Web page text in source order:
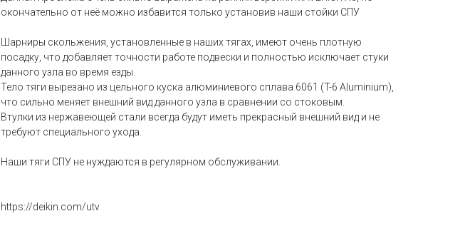
окончательно от неё можно избавится только установив наши стойки СПУ
Шарниры скольжения, установленные в наших тягах, имеют очень плотную
посадку, что добавляет точности работе подвески и полностью исключает стуки
данного узла во время езды.
Тело тяги вырезано из цельного куска алюминиевого сплава 6061 (T-6 Aluminium),
что сильно меняет внешний вид данного узла в сравнении со стоковым.
Втулки из нержавеющей стали всегда будут иметь прекрасный внешний вид и не
требуют специального ухода.
Наши тяги СПУ не нуждаются в регулярном обслуживании.
https://deikin.com/utv